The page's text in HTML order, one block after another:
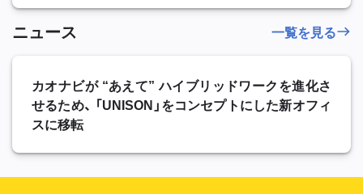
ニュース
カオナビが “あえて” ハイブリッドワークを進化さ
せるため、 「UNISON」をコンセプトにした新オフィ
スに移転
一覧を見る